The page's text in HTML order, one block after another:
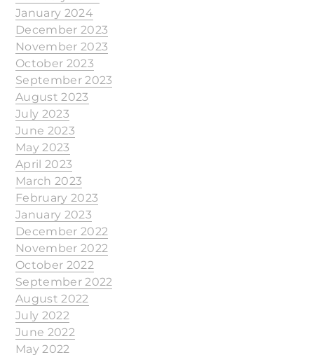
January 2024
December 2023
November 2023
October 2023
September 2023
August 2023
July 2023
June 2023
May 2023
April 2023
March 2023
February 2023
January 2023
December 2022
November 2022
October 2022
September 2022
August 2022
July 2022
June 2022
May 2022